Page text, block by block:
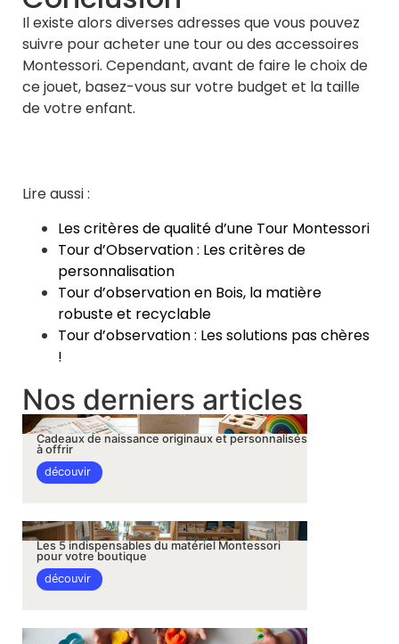
Il existe alors diverses adresses que vous pouvez
suivre pour acheter une tour ou des accessoires
Montessori. Cependant, avant de faire le choix de
ce jouet, basez-vous sur votre budget et la taille
de votre enfant.
Lire aussi :
Les critères de qualité d’une Tour Montessori
Tour d’Observation : Les critères de
personnalisation
Tour d’observation en Bois, la matière
robuste et recyclable
Tour d’observation : Les solutions pas chères
!
Nos derniers articles
Cadeaux de naissance originaux et personnalisés
à offrir
découvir
Les 5 indispensables du matériel Montessori
pour votre boutique
découvir